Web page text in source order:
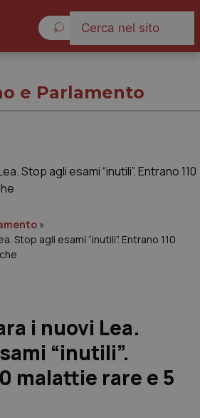
e Parlamento
»
Stop agli esami “inutili”. Entrano 110
i nuovi Lea.
“inutili”.
malattie rare e 5